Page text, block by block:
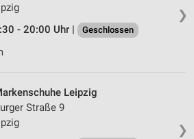
❯
- 20:00 Uhr |
Geschlossen
❯
Leipzig
Straße 9
durch Statistiken oder
aus verschiedenen
Daten zur Auswahl von